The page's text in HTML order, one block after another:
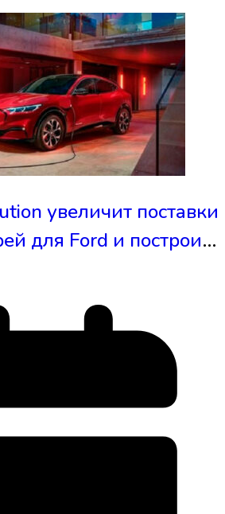
увеличит поставки
для Ford и построит